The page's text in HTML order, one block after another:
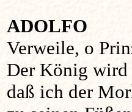
ADOLFO
Verweile, o
Der König wird
daß ich der